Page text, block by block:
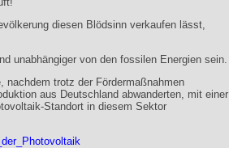
diesen Blödsinn verkaufen lässt,
unabhängiger von den fossilen Energien sein.
nachdem trotz der Fördermaßnahmen
aus Deutschland abwanderten, mit einer
Standort in diesem Sektor